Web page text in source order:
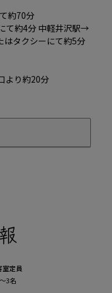
約70分
て約4分 中軽井沢駅→
はタクシーにて約5分
より約20分
室定員
3名